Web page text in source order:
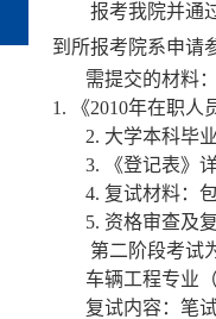
报考我院并通
到所报考院系申请
需提交的材料
1.
《2010年在职人
2. 大学本科毕
3.
《登记表》
4. 复试材料：
5. 资格审查及
第二阶段考试
车辆工程专业
复试内容：笔